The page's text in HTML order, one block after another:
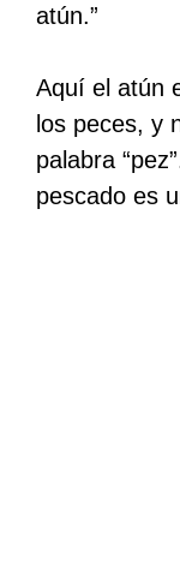
atún.”
Aquí el atún
los peces, y
palabra
pescado es